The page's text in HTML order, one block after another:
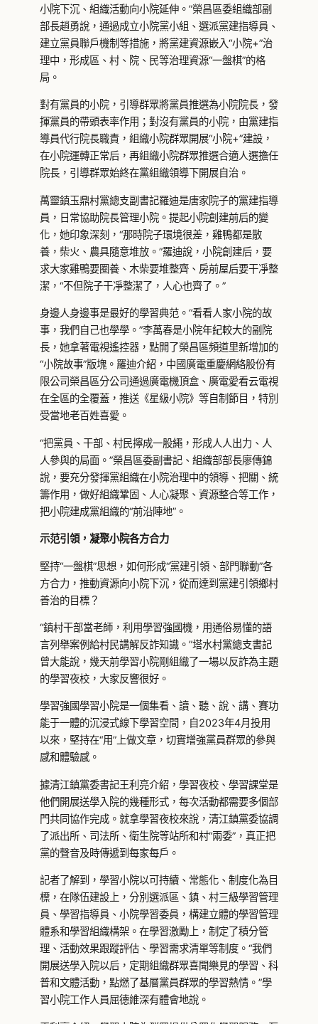
小院下沉、組織活動向小院延伸。”榮昌區委組織部副
部長趙勇說，通過成立小院黨小組、選派黨建指導員、
建立黨員聯戶機制等措施，將黨建資源嵌入“小院+”治
理中，形成區、村、院、民等治理資源“一盤棋”的格
局。
對有黨員的小院，引導群眾將黨員推選為小院院長，發
揮黨員的帶頭表率作用；對沒有黨員的小院，由黨建指
導員代行院長職責，組織小院群眾開展“小院+”建設，
在小院運轉正常后，再組織小院群眾推選合適人選擔任
院長，引導群眾始終在黨組織領導下開展自治。
萬靈鎮玉鼎村黨總支副書記羅迪是唐家院子的黨建指導
員，日常協助院長管理小院。提起小院創建前后的變
化，她印象深刻，“那時院子環境很差，雞鴨都是散
養，柴火、農具隨意堆放。”羅迪說，小院創建后，要
求大家雞鴨要圈養、木柴要堆整齊、房前屋后要干凈整
潔，“不但院子干凈整潔了，人心也齊了。”
身邊人身邊事是最好的學習典范。“看看人家小院的故
事，我們自己也學學。”李萬春是小院年紀較大的副院
長，她拿著電視遙控器，點開了榮昌區頻道里新增加的
“小院故事”版塊。羅迪介紹，中國廣電重慶網絡股份有
限公司榮昌區分公司通過廣電機頂盒、廣電愛看云電視
在全區的全覆蓋，推送《星級小院》等自制節目，特別
受當地老百姓喜愛。
“把黨員、干部、村民擰成一股繩，形成人人出力、人
人參與的局面。”榮昌區委副書記、組織部部長廖傳錦
說，要充分發揮黨組織在小院治理中的領導、把關、統
籌作用，做好組織鞏固、人心凝聚、資源整合等工作，
把小院建成黨組織的“前沿陣地”。
示范引領，凝聚小院各方合力
堅持“一盤棋”思想，如何形成“黨建引領、部門聯動”各
方合力，推動資源向小院下沉，從而達到黨建引領鄉村
善治的目標？
“鎮村干部當老師，利用學習強國機，用通俗易懂的語
言列舉案例給村民講解反詐知識。”塔水村黨總支書記
曾大能說，幾天前學習小院剛組織了一場以反詐為主題
的學習夜校，大家反響很好。
學習強國學習小院是一個集看、讀、聽、說、講、賽功
能于一體的沉浸式線下學習空間，自2023年4月投用
以來，堅持在“用”上做文章，切實增強黨員群眾的參與
感和體驗感。
據清江鎮黨委書記王利亮介紹，學習夜校、學習課堂是
他們開展送學入院的幾種形式，每次活動都需要多個部
門共同協作完成。就拿學習夜校來說，清江鎮黨委協調
了派出所、司法所、衛生院等站所和村“兩委”，真正把
黨的聲音及時傳遞到每家每戶。
記者了解到，學習小院以可持續、常態化、制度化為目
標，在隊伍建設上，分別選派區、鎮、村三級學習管理
員、學習指導員、小院學習委員，構建立體的學習管理
體系和學習組織構架。在學習激勵上，制定了積分管
理、活動效果跟蹤評估、學習需求清單等制度。“我們
開展送學入院以后，定期組織群眾喜聞樂見的學習、科
普和文體活動，點燃了基層黨員群眾的學習熱情。”學
習小院工作人員屈德維深有體會地說。